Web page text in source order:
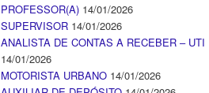
PROFESSOR(A) 14/01/2026
SUPERVISOR 14/01/2026
ANALISTA DE CONTAS A RECEBER – UTI
14/01/2026
MOTORISTA URBANO 14/01/2026